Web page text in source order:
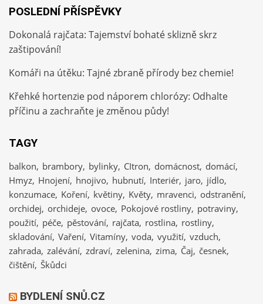
POSLEDNÍ PŘÍSPĚVKY
Dokonalá rajčata: Tajemství bohaté sklizně skrz
zaštipování!
Komáři na útěku: Tajné zbraně přírody bez chemie!
Křehké hortenzie pod náporem chlorózy: Odhalte
příčinu a zachraňte je změnou půdy!
TAGY
balkon brambory bylinky CItron domácnost domácí
Hmyz Hnojení hnojivo hubnutí Interiér jaro jídlo
konzumace Koření květiny Květy mravenci odstranění
orchidej orchideje ovoce Pokojové rostliny potraviny
použití péče pěstování rajčata rostlina rostliny
skladování Vaření Vitamíny voda využití vzduch
zahrada zalévání zdraví zelenina zima Čaj česnek
čištění Škůdci
BYDLENÍ SNŮ.CZ